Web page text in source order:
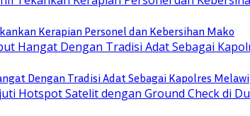
Kerapian Personel dan Kebersihan Mako
Dengan Tradisi Adat Sebagai Kapolres Melawi